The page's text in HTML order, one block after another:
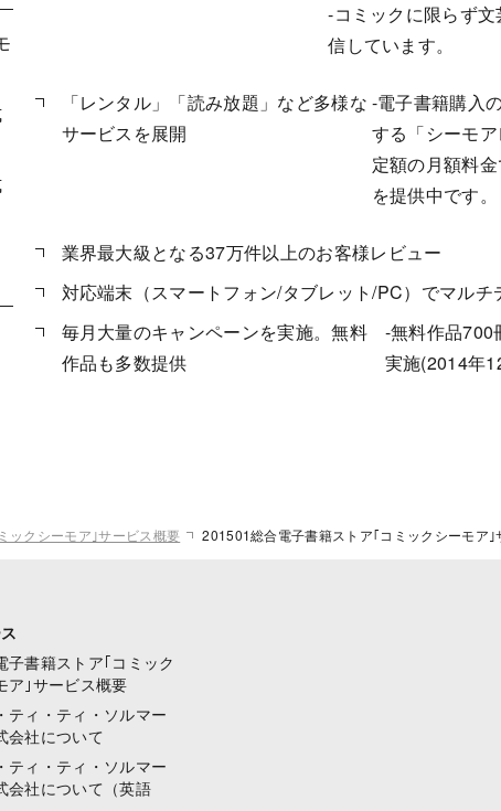
-コミックに限らず
信しています。
「レンタル」「読み放題」など多様な
サービスを展開
-電子書籍購入
する「シーモア
定額の月額料
を提供中です。
業界最大級となる37万件以上のお客様レビュー
対応端末（スマートフォン/タブレット/PC）でマルチ
毎月大量のキャンペーンを実施。無料
作品も多数提供
-無料作品700
実施(2014年
ックシーモア｣サービス概要 201501総合電子書籍ストア｢コミックシーモア｣
子書籍ストア｢コミック
ア｣サービス概要
ティ・ティ・ソルマー
会社について
ティ・ティ・ソルマー
会社について（英語